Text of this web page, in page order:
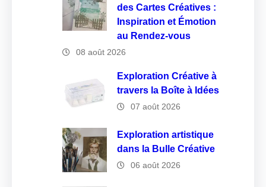
des Cartes Créatives :
Inspiration et Émotion
au Rendez-vous
08 août 2026
Exploration Créative à
travers la Boîte à Idées
07 août 2026
Exploration artistique
dans la Bulle Créative
06 août 2026